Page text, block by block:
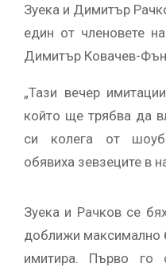
Зуека и Димитър
един от членовете
Димитър Ковачев-
„Тази вечер
който ще трябва да
си колега от
обявиха зевзеците в
Зуека и Рачков се
доближи максимално
имитира. Първо го